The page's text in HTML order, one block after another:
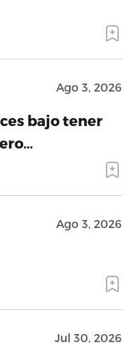
Ago 3, 2026
bajo tener
Ago 3, 2026
Jul 30, 2026